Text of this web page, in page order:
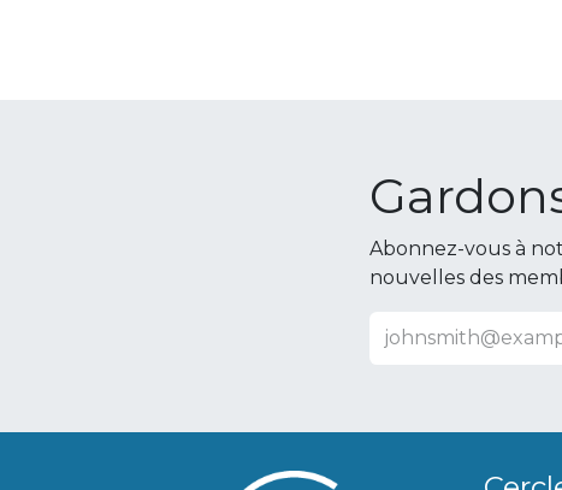
Abonnez-vous à
nouvelles des